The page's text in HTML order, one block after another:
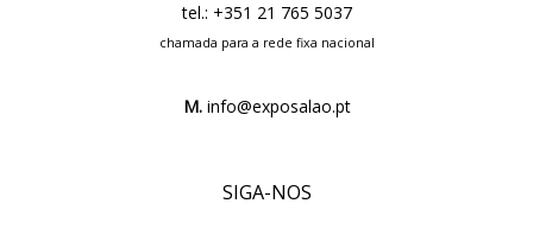
tel.: +351 21 765 5037
chamada para a rede fixa nacional
M.info@exposalao.pt
SIGA-NOS